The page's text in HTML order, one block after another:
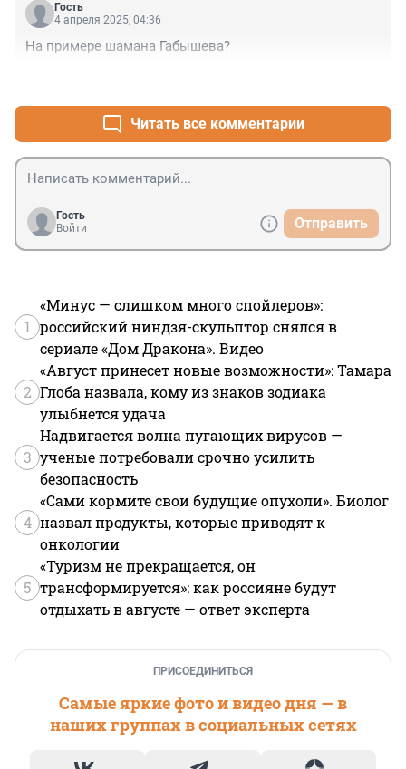
Гость
4 апреля 2025, 04:36
На примере шамана Габышева?
Читать все комментарии
Гость
Войти
Отправить
1
«Минус — слишком много спойлеров»:
российский ниндзя-скульптор снялся в
сериале «Дом Дракона». Видео
2
«Август принесет новые возможности»: Тамара
Глоба назвала, кому из знаков зодиака
улыбнется удача
3
Надвигается волна пугающих вирусов —
ученые потребовали срочно усилить
безопасность
4
«Сами кормите свои будущие опухоли». Биолог
назвал продукты, которые приводят к
онкологии
5
«Туризм не прекращается, он
трансформируется»: как россияне будут
отдыхать в августе — ответ эксперта
ПРИСОЕДИНИТЬСЯ
Самые яркие фото и видео дня — в
наших группах в социальных сетях